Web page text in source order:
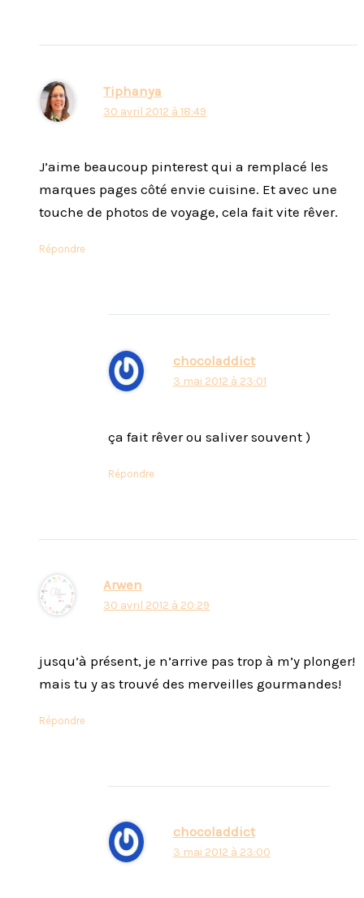
Tiphanya
30 avril 2012 à 18:49
J’aime beaucoup pinterest qui a remplacé les
marques pages côté envie cuisine. Et avec une
touche de photos de voyage, cela fait vite rêver.
Répondre
chocoladdict
3 mai 2012 à 23:01
ça fait rêver ou saliver souvent )
Répondre
Arwen
30 avril 2012 à 20:29
jusqu’à présent, je n’arrive pas trop à m’y plonger!
mais tu y as trouvé des merveilles gourmandes!
Répondre
chocoladdict
3 mai 2012 à 23:00